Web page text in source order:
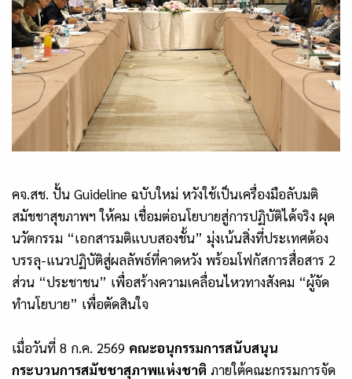
คจ.สช. ปั้น Guideline ฉบับใหม่ หวังใช้เป็นเครื่องมือลับมติ
สมัชชาสุขภาพฯ ให้คม เชื่อมต่อนโยบายสู่การปฏิบัติได้จริง ผุด
นวัตกรรม “เอกสารมติแบบสองชั้น” มุ่งเน้นสิ่งที่ประเทศต้อง
บรรลุ-แนวปฏิบัติสู่ผลลัพธ์ที่คาดหวัง พร้อมโฟกัสการสื่อสาร 2
ส่วน “ประชาชน” เพื่อสร้างความเคลื่อนไหวทางสังคม “ผู้จัด
ทำนโยบาย” เพื่อตัดสินใจ
เมื่อวันที่ 8 ก.ค. 2569 คณะอนุกรรมการสนับสนุน
กระบวนการสมัชชาสุภาพแห่งชาติ ภายใต้คณะกรรมการจัด